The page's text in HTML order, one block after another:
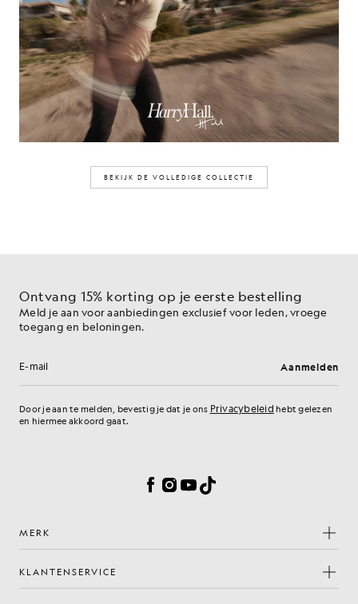
BEKIJK DE VOLLEDIGE COLLECTIE
Ontvang 15% korting op je eerste bestelling
Meld je aan voor aanbiedingen exclusief voor leden, vroege
toegang en beloningen.
E-mailadres Aanmelden
Door je aan te melden, bevestig je dat je ons Privacybeleid hebt gelezen
en hiermee akkoord gaat.
Facebook
Instagram
YouTube
TikTok
MERK
KLANTENSERVICE